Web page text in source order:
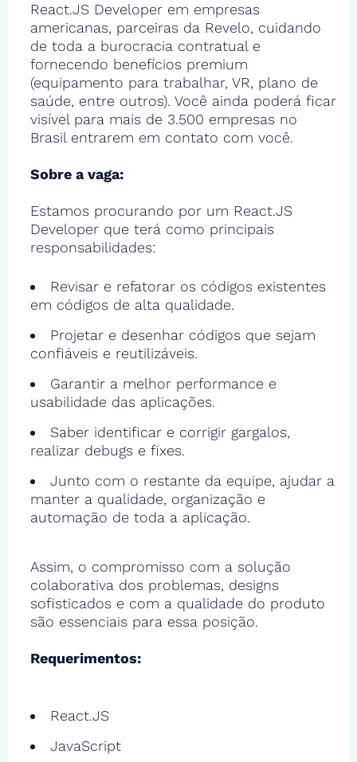
React.JS Developer em empresas
americanas, parceiras da Revelo, cuidando
de toda a burocracia contratual e
fornecendo benefícios premium
(equipamento para trabalhar, VR, plano de
saúde, entre outros). Você ainda poderá ficar
visível para mais de 3.500 empresas no
Brasil entrarem em contato com você.
Sobre a vaga:
Estamos procurando por um React.JS
Developer que terá como principais
responsabilidades:
Revisar e refatorar os códigos existentes
em códigos de alta qualidade.
Projetar e desenhar códigos que sejam
confiáveis e reutilizáveis.
Garantir a melhor performance e
usabilidade das aplicações.
Saber identificar e corrigir gargalos,
realizar debugs e fixes.
Junto com o restante da equipe, ajudar a
manter a qualidade, organização e
automação de toda a aplicação.
Assim, o compromisso com a solução
colaborativa dos problemas, designs
sofisticados e com a qualidade do produto
são essenciais para essa posição.
Requerimentos:
React.JS
JavaScript